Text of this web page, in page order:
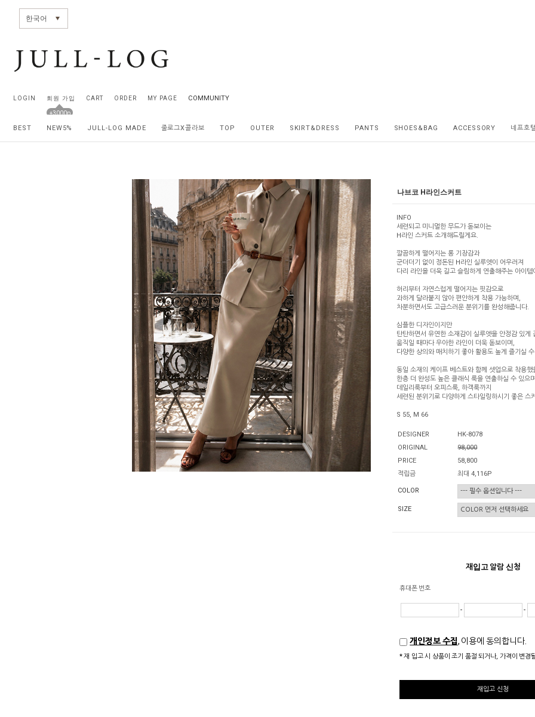
한국어
LOGIN 회원 가입
+3000p
CART ORDER MY PAGE COMMUNITY
BEST NEW5% JULL-LOG MADE 줄로그X콜라보 TOP OUTER SKIRT&DRESS PANTS SHOES&BAG ACCESSORY 네프호
나브코 H라인스커트
INFO
세련되고 미니멀한 무드가 돋보이는
H라인 스커트 소개해드릴게요.
깔끔하게 떨어지는 롱 기장감과
군더더기 없이 정돈된 H라인 실루엣이 어우러져
다리 라인을 더욱 길고 슬림하게 연출해주는 아이템
허리부터 자연스럽게 떨어지는 핏감으로
과하게 달라붙지 않아 편안하게 착용 가능하며,
차분하면서도 고급스러운 분위기를 완성해줍니다.
심플한 디자인이지만
탄탄하면서 유연한 소재감이 실루엣을 안정감 있게
움직일 때마다 우아한 라인이 더욱 돋보이며,
다양한 상의와 매치하기 좋아 활용도 높게 즐기실
동일 소재의 케이프 베스트와 함께 셋업으로 착용했
한층 더 완성도 높은 클래식 룩을 연출하실 수 있으
데일리룩부터 오피스룩, 하객룩까지
세련된 분위기로 다양하게 스타일링하시기 좋은 스
S 55, M 66
DESIGNER
HK-8078
ORIGINAL
98,000
PRICE
58,800
적립금
최대 4,116P
COLOR
SIZE
재입고 알람 신청
휴대폰 번호
- -
개인정보 수집, 이용에 동의합니다.
* 재 입고 시 상품이 조기 품절 되거나, 가격이 변경
재입고 신청